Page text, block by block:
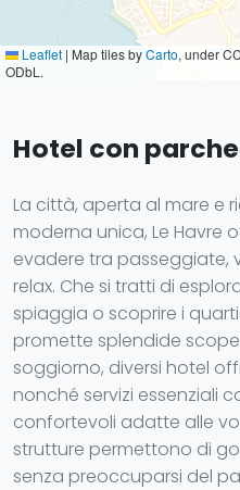
Leaflet | Map tiles byCarto, under
ODbL.
Hotel con
La città, aperta al mare e
moderna unica, Le Havre
evadere tra passeggiate,
relax. Che si tratti di
spiaggia o scoprire i
promette splendide
soggiorno, diversi hotel
nonché servizi essenziali
confortevoli adatte alle
strutture permettono di
senza preoccuparsi del